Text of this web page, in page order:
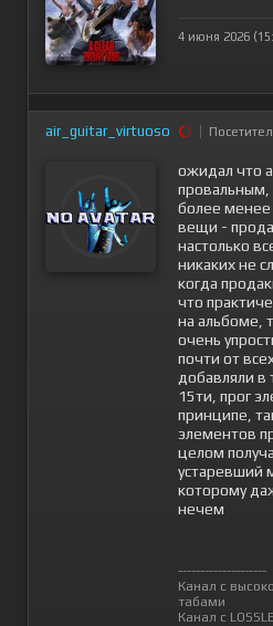
4 июня 2026
air_guitar_virtuoso
ожидал что
провальным,
более менее
вещи -
настолько
никаких не
когда
что
на альбоме,
очень
почти от
добавляли в
15ти, прог
принципе,
элементов
целом
устаревший
которому
нечем
--------------------
Канал с
табами
Канал с